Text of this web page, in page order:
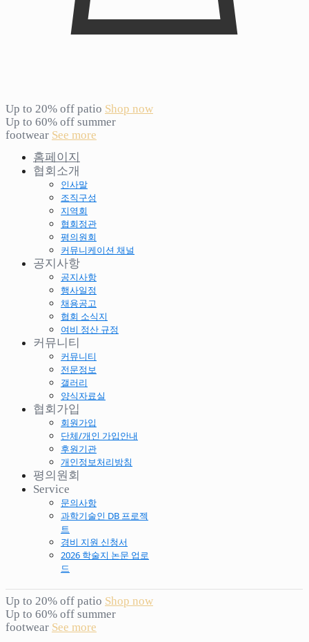
Up to 20% off patio Shop now
Up to 60% off summer
footwear See more
홈페이지
협회소개
인사말
조직구성
지역회
협회정관
평의원회
커뮤니케이션 채널
공지사항
공지사항
행사일정
채용공고
협회 소식지
여비 정산 규정
커뮤니티
커뮤니티
전문정보
갤러리
양식자료실
협회가입
회원가입
단체/개인 가입안내
후원기관
개인정보처리방침
평의원회
Service
문의사항
과학기술인 DB 프로젝
트
경비 지원 신청서
2026 학술지 논문 업로
드
Up to 20% off patio Shop now
Up to 60% off summer
footwear See more